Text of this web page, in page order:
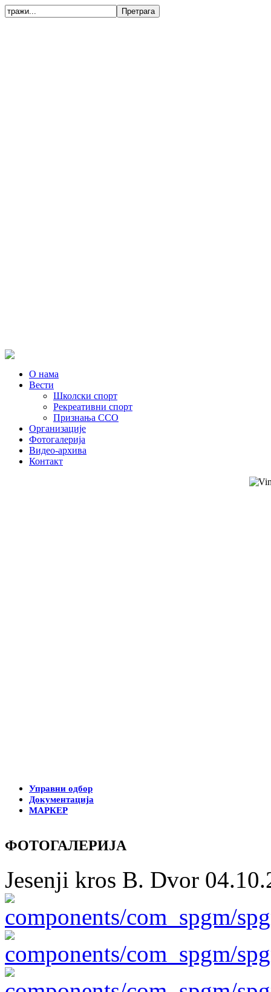
О нама
Вести
Школски спорт
Рекреативни спорт
Признања ССО
Oрганизације
Фотогалерија
Видео-архива
Контакт
Управни одбор
Документација
МАРКЕР
ФОТОГАЛЕРИЈА
Jesenji kros B. Dvor